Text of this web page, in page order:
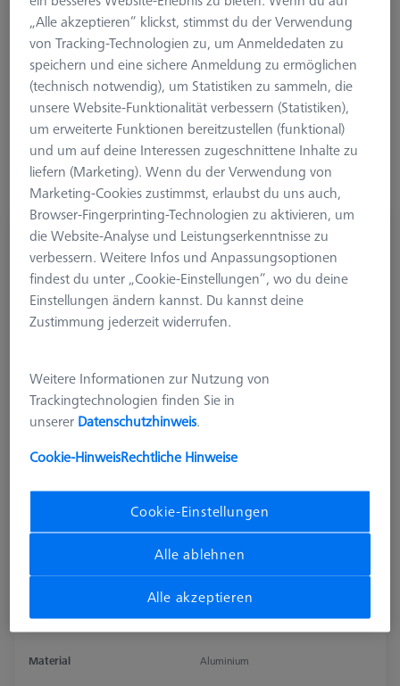
Hier finden sich Produkte, die direkt im Messprozess
verwendet werden, aber auch Komponenten die zur Ordnung
(und damit zur Gebrauchssicherheit) auf der Maschine
beitragen. Mit den optionalen Produkten für KMGs kann
sowohl der Messprozess optimiert als auch die Lebensdauer
von bestimmten Elementen verlängert werden.
Aufbewahrungsbox für KMG Zubehör
626170-0011-657
Material Aluminium
„Alle akzeptieren“ klickst, stimmst du der Verwendung
von Tracking-Technologien zu, um Anmeldedaten zu
speichern und eine sichere Anmeldung zu ermöglichen
(technisch notwendig), um Statistiken zu sammeln, die
unsere Website-Funktionalität verbessern (Statistiken),
um erweiterte Funktionen bereitzustellen (funktional)
und um auf deine Interessen zugeschnittene Inhalte zu
liefern (Marketing). Wenn du der Verwendung von
Marketing-Cookies zustimmst, erlaubst du uns auch,
Browser-Fingerprinting-Technologien zu aktivieren, um
die Website-Analyse und Leistungserkenntnisse zu
verbessern. Weitere Infos und Anpassungsoptionen
findest du unter „Cookie-Einstellungen“, wo du deine
Einstellungen ändern kannst. Du kannst deine
Zustimmung jederzeit widerrufen.
Weitere Informationen zur Nutzung von
Trackingtechnologien finden Sie in
unserer Datenschutzhinweis.
Cookie-HinweisRechtliche Hinweise
Cookie-Einstellungen
Alle ablehnen
Alle akzeptieren